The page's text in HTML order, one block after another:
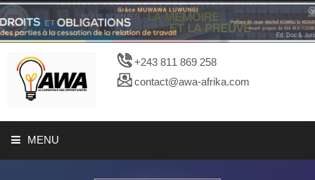
+243 811 869 258
contact@awa-afrika.com
MENU